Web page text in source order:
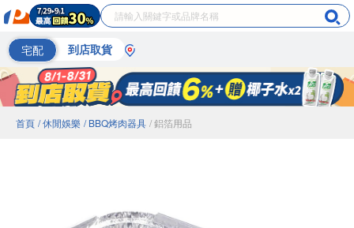
宅配 到店取貨
首頁 / 休閒娛樂 / BBQ烤肉器具 / 鋁箔用品